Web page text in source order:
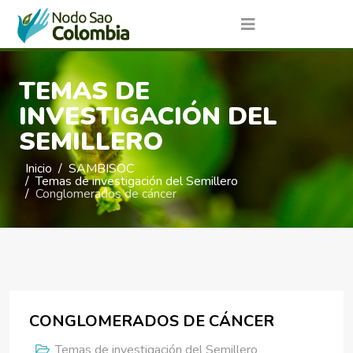
TEMAS DE
INVESTIGACIÓN DEL
SEMILLERO
Inicio SAMBISOC
Temas de investigación del Semillero
Conglomerados de cáncer
CONGLOMERADOS DE CÁNCER